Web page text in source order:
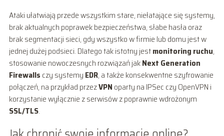
Ataki ułatwiają przede wszystkim stare, niełatające się systemy,
brak aktualnych poprawek bezpieczeństwa, słabe hasła oraz
brak segmentacji sieci, gdy wszystko w firmie lub domu jest w
jednej dużej podsieci. Dlatego tak istotny jestmonitoring ruchu,
stosowanie nowoczesnych rozwiązań jakNext Generation
Firewalls czy systemy EDR, a także konsekwentne szyfrowanie
połączeń, na przykład przezVPN oparty na IPSec czy OpenVPN i
korzystanie wyłącznie z serwisów z poprawnie wdrożonym
SSL/TLS.